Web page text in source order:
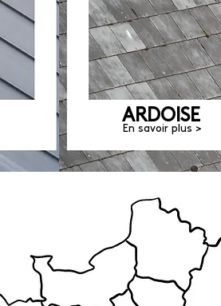
ARDOISE
En savoir plus >